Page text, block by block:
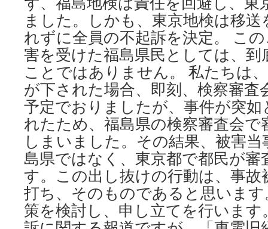
ました。しかも、東京地検は移
れずに全員の不起訴を決定。 こ
害を受けた福島県民としては、
ことではありません。 私たちは
が下された場合、即刻、検察審査
予定でおりましたが、事件が突
れたため、福島県の検察審査会
しまいました。その結果、被害
島県ではなく、東京都で都民が
す。この出し抜けの行動は、事故
打ち、そのものであると思いま
策を検討し、申し立てを行いま